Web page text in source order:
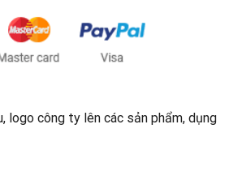
logo công ty lên các sản phẩm, dụng